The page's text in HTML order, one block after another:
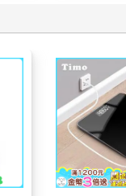
聖戰〉；Brooks的〈
的《你最近有為我
的《瑪麗亞：又
一人稱敘事，寫作者由
Steinem等女性主
出重要作家充滿想像力
Prawer Jhabvala、
Carol Oates、Anne
Silko、Edith